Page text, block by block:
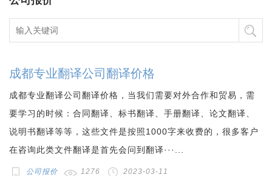
成都专业翻译公司翻译价格
成都专业翻译公司翻译价格，当我们需要对外合作和贸易，需
要学习的时候：合同翻译、标书翻译、手册翻译、论文翻译、
说明书翻译等等，这些文件是按照1000字来收费的，很多客户
在咨询此类文件翻译是首先会问到翻译···...
公司报价 1276 2023-03-11